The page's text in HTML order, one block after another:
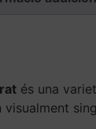
és una